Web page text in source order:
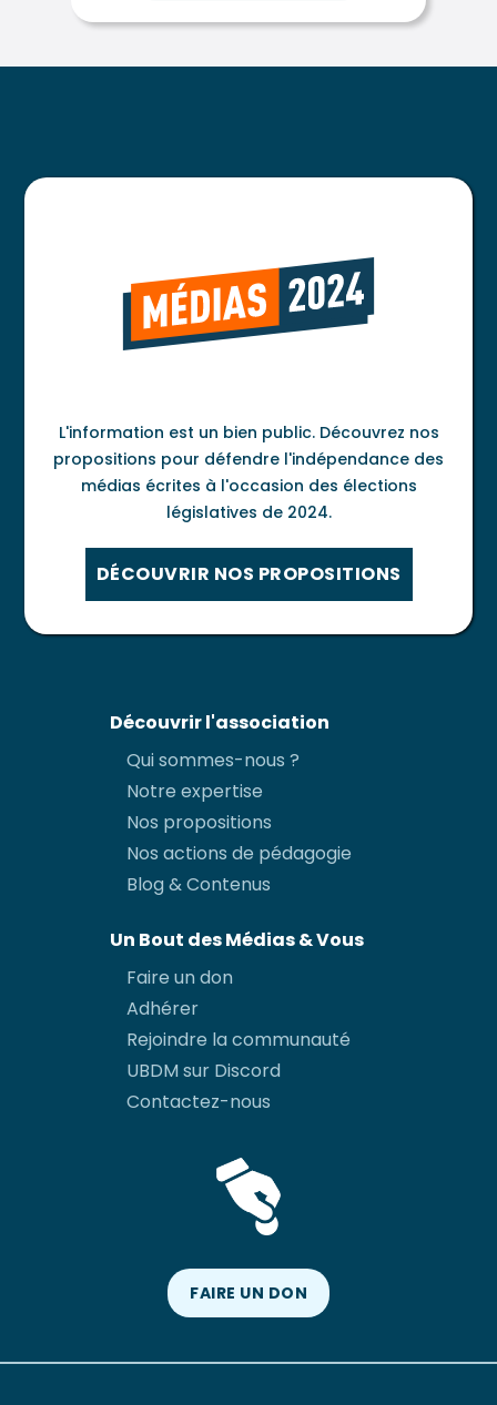
L'information est un bien public. Découvrez nos
propositions pour défendre l'indépendance des
médias écrites à l'occasion des élections
législatives de 2024.
DÉCOUVRIR NOS PROPOSITIONS
FAIRE UN DON
Découvrir l'association
Qui sommes-nous ?
Notre expertise
Nos propositions
Nos actions de pédagogie
Blog & Contenus
Un Bout des Médias & Vous
Faire un don
Adhérer
Rejoindre la communauté
UBDM sur Discord
Contactez-nous